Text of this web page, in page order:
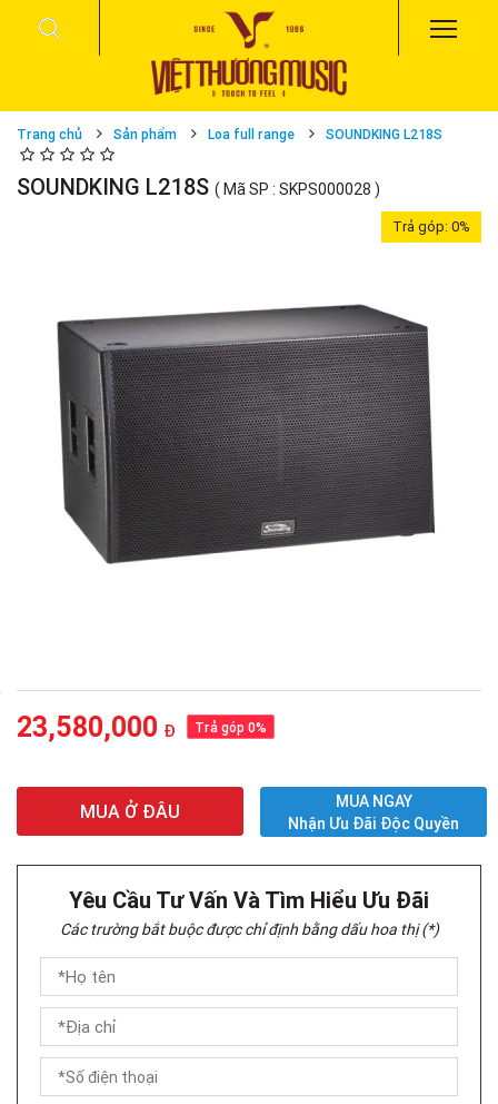
Trang chủ Sản phẩm Loa full range SOUNDKING L218S
SOUNDKING L218S ( Mã SP : SKPS000028 )
Trả góp:0%
23,580,000 Đ Trả góp 0%
MUA Ở ĐÂU
MUA NGAY
Nhận Ưu Đãi Độc Quyền
Yêu Cầu Tư Vấn Và Tìm Hiểu Ưu Đãi
Các trường bắt buộc được chỉ định bằng dấu hoa thị (*)